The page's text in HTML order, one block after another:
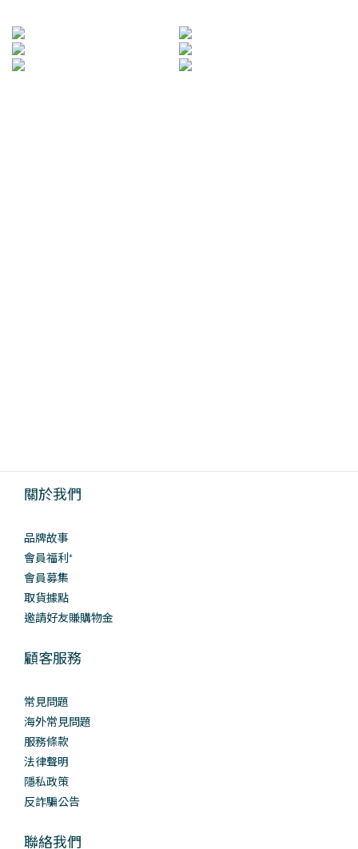
關於我們
品牌故事
會員福利⁺
會員募集
取貨據點
邀請好友賺購物金
顧客服務
常見問題
海外常見問題
服務條款
法律聲明
隱私政策
反詐騙公告
聯絡我們